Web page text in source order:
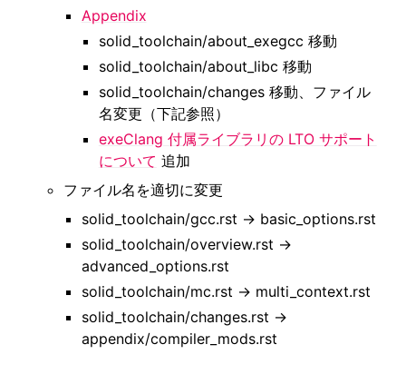
Appendix
solid_toolchain/about_exegcc 移動
solid_toolchain/about_libc 移動
solid_toolchain/changes 移動、ファイル
名変更（下記参照）
exeClang 付属ライブラリの LTO サポート
について 追加
ファイル名を適切に変更
solid_toolchain/gcc.rst -> basic_options.rst
solid_toolchain/overview.rst ->
advanced_options.rst
solid_toolchain/mc.rst -> multi_context.rst
solid_toolchain/changes.rst ->
appendix/compiler_mods.rst